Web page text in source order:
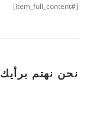
[#item_full_content]
نحن نهتم برأيك